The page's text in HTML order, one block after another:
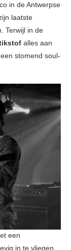
in de Antwerpse
laatste
Terwijl in de
alles aan
stomend soul-
een
in te vliegen